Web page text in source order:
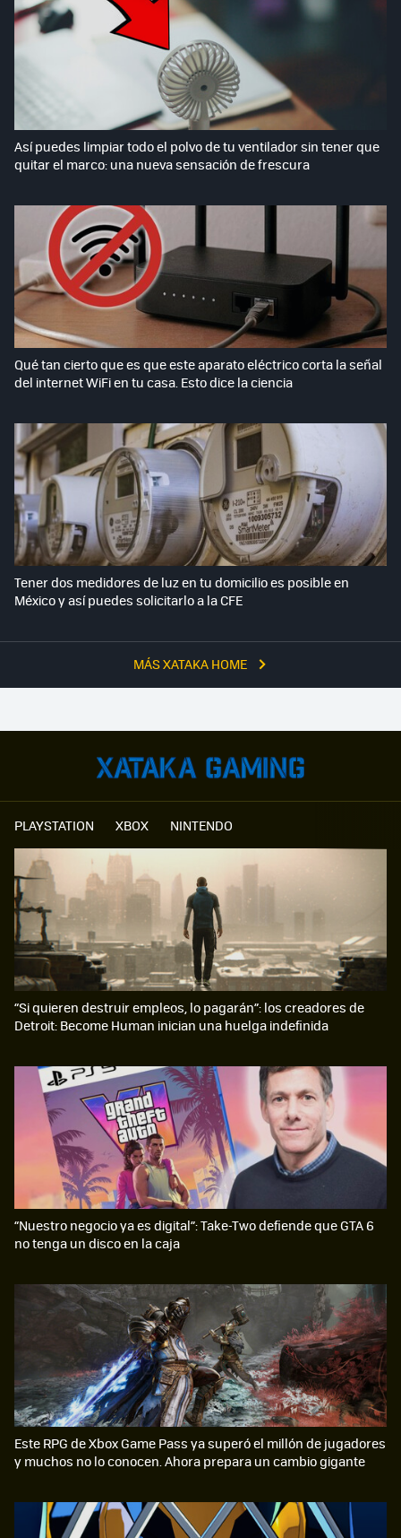
MÁS XATAKA HOME
Así puedes limpiar todo el polvo de tu ventilador sin tener que
quitar el marco: una nueva sensación de frescura
Qué tan cierto que es que este aparato eléctrico corta la señal
del internet WiFi en tu casa. Esto dice la ciencia
Tener dos medidores de luz en tu domicilio es posible en
México y así puedes solicitarlo a la CFE
PLAYSTATION XBOX NINTENDO
“Si quieren destruir empleos, lo pagarán”: los creadores de
Detroit: Become Human inician una huelga indefinida
“Nuestro negocio ya es digital”: Take-Two defiende que GTA 6
no tenga un disco en la caja
Este RPG de Xbox Game Pass ya superó el millón de jugadores
y muchos no lo conocen. Ahora prepara un cambio gigante